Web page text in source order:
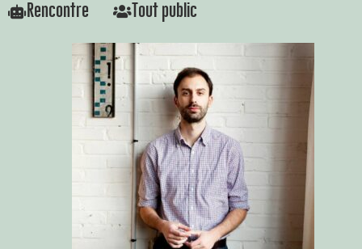
Rencontre Tout public